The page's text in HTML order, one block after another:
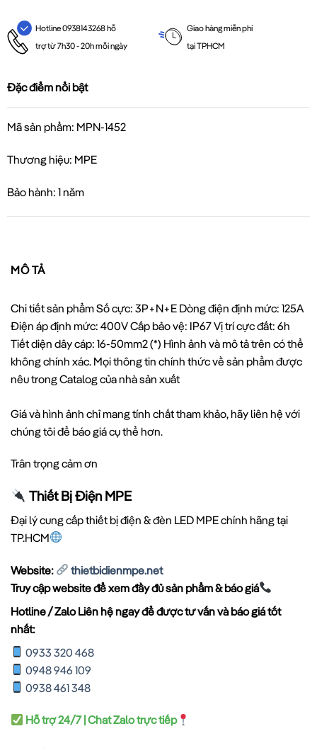
Hotline 0938143268 hỗ
trợ từ 7h30 - 20h mỗi ngày
Giao hàng miễn phí
tại TPHCM
Đặc điểm nổi bật
Mã sản phẩm: MPN-1452
Thương hiệu: MPE
Bảo hành: 1 năm
MÔ TẢ
Chi tiết sản phẩm Số cực: 3P+N+E Dòng điện định mức: 125A
Điện áp định mức: 400V Cấp bảo vệ: IP67 Vị trí cực đất: 6h
Tiết diện dây cáp: 16-50mm2 (*) Hình ảnh và mô tả trên có thể
không chính xác. Mọi thông tin chính thức về sản phẩm được
nêu trong Catalog của nhà sản xuất
Giá và hình ảnh chỉ mang tính chất tham khảo, hãy liên hệ với
chúng tôi để báo giá cụ thể hơn.
Trân trọng cảm ơn
Thiết Bị Điện MPE
Đại lý cung cấp thiết bị điện & đèn LED MPE chính hãng tại
TP.HCM
Website:
thietbidienmpe.net
Truy cập website để xem đầy đủ sản phẩm & báo giá
Hotline / Zalo Liên hệ ngay để được tư vấn và báo giá tốt
nhất:
0933 320 468
0948 946 109
0938 461 348
Hỗ trợ 24/7 | Chat Zalo trực tiếp